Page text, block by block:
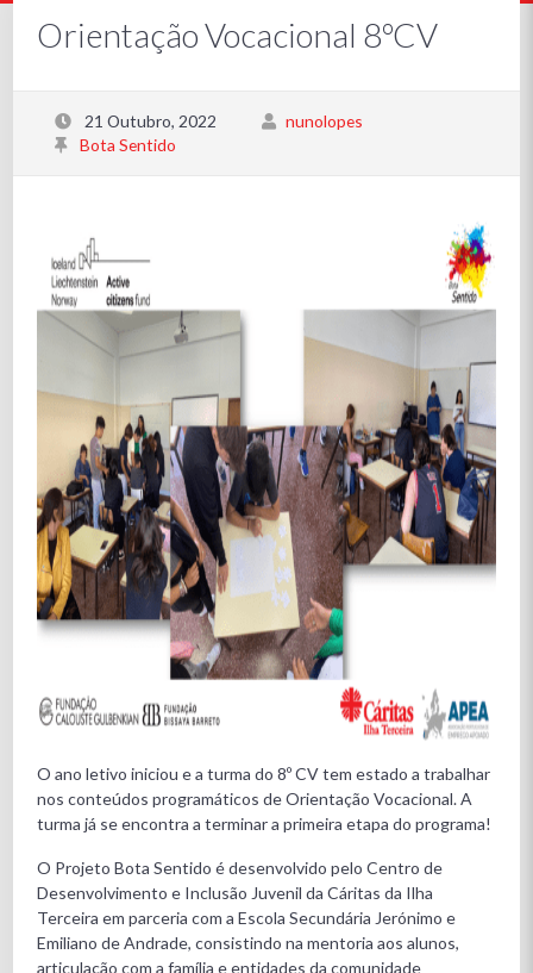
Orientação Vocacional 8ºCV
21 Outubro, 2022
nunolopes
Bota Sentido
O ano letivo iniciou e a turma do 8º CV tem estado a trabalhar
nos conteúdos programáticos de Orientação Vocacional. A
turma já se encontra a terminar a primeira etapa do programa!
O Projeto Bota Sentido é desenvolvido pelo Centro de
Desenvolvimento e Inclusão Juvenil da Cáritas da Ilha
Terceira em parceria com a Escola Secundária Jerónimo e
Emiliano de Andrade, consistindo na mentoria aos alunos,
articulação com a família e entidades da comunidade